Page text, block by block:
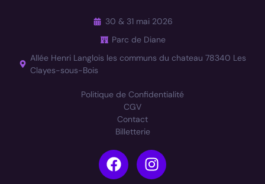
30 & 31 mai 2026
Parc de Diane
Allée Henri Langlois les communs du chateau 78340 Les
Clayes-sous-Bois
Politique de Confidentialité
CGV
Contact
Billetterie